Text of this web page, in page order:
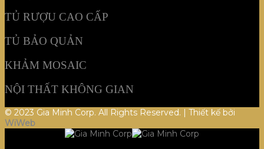
TỦ RƯỢU CAO CẤP
TỦ BẢO QUẢN
KHẢM MOSAIC
NỘI THẤT KHÔNG GIAN
© 2023 Gia Minh Corp. All Rights Reserved. | Thiết kế bởi
WiWeb